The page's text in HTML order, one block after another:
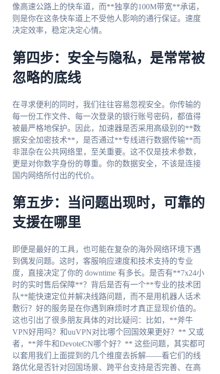
像高速公路上的快车道，而**独享的100M带宽**承诺，
则是你在这条快车道上不受他人影响的通行保证。速度
决定效率，稳定决定心情。
第四步：安全与隐私，是常常被
忽略的底线
在寻求便利的同时，我们往往容易忽视安全。你传输的
每一份工作文件、每一次登录的银行账号密码，都值得
被最严格地保护。因此，加速器是否采用高级别的**数
据安全加密技术**，是否通过**专线进行数据传输**而
非混杂在公共网络里，至关重要。这不仅是技术参数，
更是对你数字身份的尊重。你的数据安全，不该是连接
国内网络所付出的代价。
第五步：当问题出现时，可靠的
支援在哪里
即便是最好的工具，也可能在复杂的海外网络环境下遇
到偶发问题。这时，客服响应速度和技术支持的专业
度，直接决定了你的 downtime 有多长。是否有**7x24小
时的实时售后保障**？背后是否有一个**专业的技术团
队**能快速定位并解决线路问题，而不是用机器人话术
敷衍？好的服务是在你遇到麻烦时才真正显现价值的。
这也引出了很多朋友具体的对比疑问：比如，**斧牛
VPN好用吗？和uuVPN对比哪个回国效果更好？** 又或
者，**斧牛和DevoteCN哪个好？** 这些问题，其实都可
以套用我们上面提到的几个维度去拆解——看它们的线
路优化是否针对回国场景、跨平台支持是否完善、在高